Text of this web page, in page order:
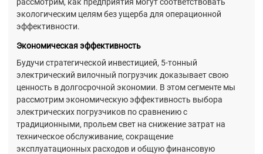
экологическим целям без ущерба для операционной
эффективности.
Экономическая эффективность
Будучи стратегической инвестицией, 5-тонный
электрический вилочный погрузчик доказывает свою
ценность в долгосрочной экономии. В этом сегменте мы
рассмотрим экономическую эффективность выбора
электрических погрузчиков по сравнению с
традиционными, прольем свет на снижение затрат на
техническое обслуживание, сокращение
эксплуатационных расходов и общую финансовую